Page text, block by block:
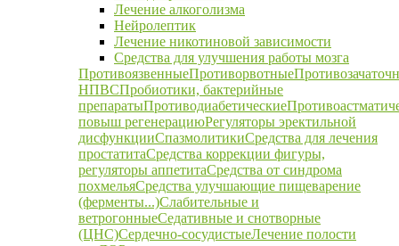
Лечение алкоголизма
Нейролептик
Лечение никотиновой зависимости
Средства для улучшения работы мозга
ПротивоязвенныеПротиворвотные
НПВСПробиотики, бактерийные
препаратыПротиводиабетические
повыш регенерациюРегуляторы эректильной
дисфункцииСпазмолитикиСредства для лечения
простатитаСредства коррекции фигуры,
регуляторы аппетитаСредства от синдрома
похмельяСредства улучшающие пищеварение
(ферменты...)Слабительные и
ветрогонныеСедативные и снотворные
(ЦНС)Сердечно-сосудистыеЛечение полости